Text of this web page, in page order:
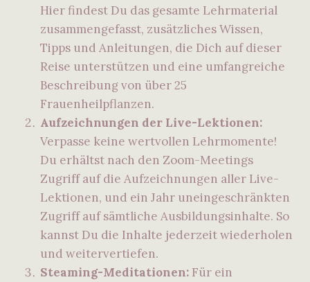
Hier findest Du das gesamte Lehrmaterial
zusammengefasst, zusätzliches Wissen,
Tipps und Anleitungen, die Dich auf dieser
Reise unterstützen und eine umfangreiche
Beschreibung von über 25
Frauenheilpflanzen.
Aufzeichnungen der Live-Lektionen:
Verpasse keine wertvollen Lehrmomente!
Du erhältst nach den Zoom-Meetings
Zugriff auf die Aufzeichnungen aller Live-
Lektionen, und ein Jahr uneingeschränkten
Zugriff auf sämtliche Ausbildungsinhalte. So
kannst Du die Inhalte jederzeit wiederholen
und weitervertiefen.
Steaming-Meditationen: Für ein